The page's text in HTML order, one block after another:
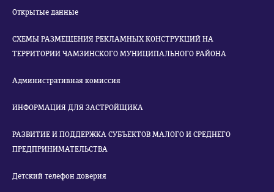
Открытые данные
СХЕМЫ РАЗМЕЩЕНИЯ РЕКЛАМНЫХ КОНСТРУКЦИЙ НА
ТЕРРИТОРИИ ЧАМЗИНСКОГО МУНИЦИПАЛЬНОГО РАЙОНА
Административная комиссия
ИНФОРМАЦИЯ ДЛЯ ЗАСТРОЙЩИКА
РАЗВИТИЕ И ПОДДЕРЖКА СУБЪЕКТОВ МАЛОГО И СРЕДНЕГО
ПРЕДПРИНИМАТЕЛЬСТВА
Детский телефон доверия